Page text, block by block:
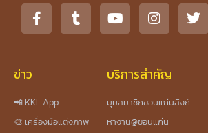
ข่าว
📲 KKL App
🎨 เครื่องมือแต่งภาพ
บริการสำคัญ
มุมสมาชิกขอนแก่นลิงก์
หางาน@ขอนแก่น